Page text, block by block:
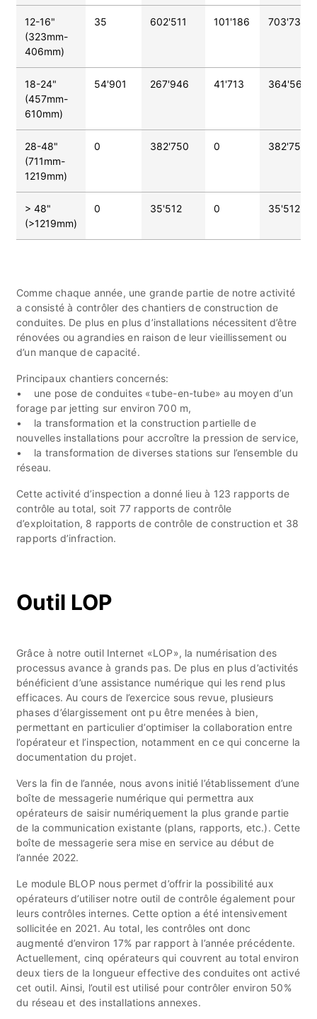
12-16"
(323mm-
406mm)
35 602'511 101'186 703'732
18-24"
(457mm-
610mm)
54'901 267'946 41'713 364'560
28-48"
(711mm-
1219mm)
0 382'750 0 382'750
> 48"
(>1219mm)
0 35'512 0 35'512
Comme chaque année, une grande partie de notre activité
a consisté à contrôler des chantiers de construction de
conduites. De plus en plus d’installations nécessitent d’être
rénovées ou agrandies en raison de leur vieillissement ou
d’un manque de capacité.
Principaux chantiers concernés:
• une pose de conduites «tube-en-tube» au moyen d’un
forage par jetting sur environ 700 m,
• la transformation et la construction partielle de
nouvelles installations pour accroître la pression de service,
• la transformation de diverses stations sur l’ensemble du
réseau.
Cette activité d’inspection a donné lieu à 123 rapports de
contrôle au total, soit 77 rapports de contrôle
d’exploitation, 8 rapports de contrôle de construction et 38
rapports d’infraction.
Outil LOP
Grâce à notre outil Internet «LOP», la numérisation des
processus avance à grands pas. De plus en plus d’activités
bénéficient d’une assistance numérique qui les rend plus
efficaces. Au cours de l’exercice sous revue, plusieurs
phases d’élargissement ont pu être menées à bien,
permettant en particulier d’optimiser la collaboration entre
l’opérateur et l’inspection, notamment en ce qui concerne la
documentation du projet.
Vers la fin de l’année, nous avons initié l’établissement d’une
boîte de messagerie numérique qui permettra aux
opérateurs de saisir numériquement la plus grande partie
de la communication existante (plans, rapports, etc.). Cette
boîte de messagerie sera mise en service au début de
l’année 2022.
Le module BLOP nous permet d’offrir la possibilité aux
opérateurs d’utiliser notre outil de contrôle également pour
leurs contrôles internes. Cette option a été intensivement
sollicitée en 2021. Au total, les contrôles ont donc
augmenté d’environ 17% par rapport à l’année précédente.
Actuellement, cinq opérateurs qui couvrent au total environ
deux tiers de la longueur effective des conduites ont activé
cet outil. Ainsi, l’outil est utilisé pour contrôler environ 50%
du réseau et des installations annexes.